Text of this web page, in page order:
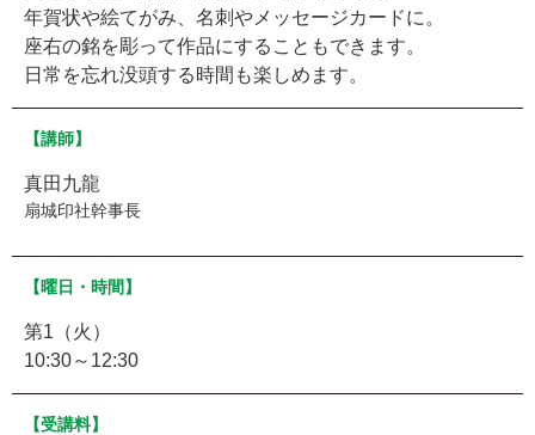
年賀状や絵てがみ、名刺やメッセージカードに。
座右の銘を彫って作品にすることもできます。
日常を忘れ没頭する時間も楽しめます。
【講師】
真田九龍
扇城印社幹事長
【曜日・時間】
第1（火）
10:30～12:30
【受講料】